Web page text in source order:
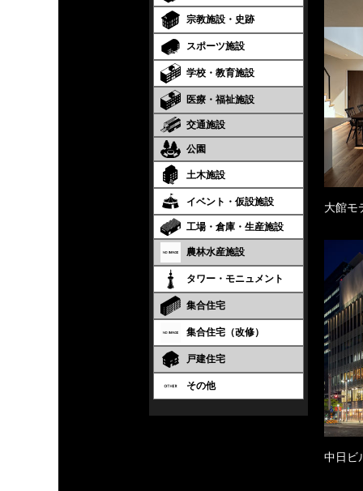
宗教施設・史跡
スポーツ施設
学校・教育施設
医療・福祉施設
交通施設
公園
土木施設
イベント・仮設施設
工場・倉庫・生産施設
農林水産施設
タワー・モニュメント
集合住宅
集合住宅（改修）
戸建住宅
その他
大館モ
中日ビ